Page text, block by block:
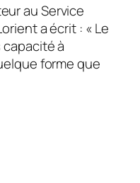
au Service
a écrit : « Le
capacité à
forme que